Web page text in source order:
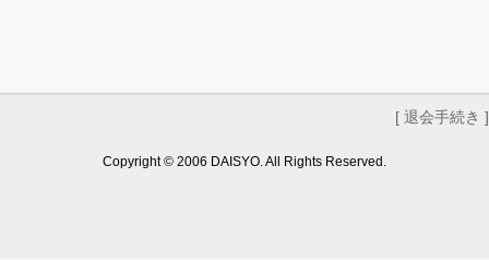
[ 退会手続き ]
Copyright © 2006 DAISYO. All Rights Reserved.